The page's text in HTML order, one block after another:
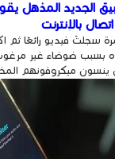
الجديد المذهل
بالإنترنت
سجلتَ فيديو رائعًا
بسبب ضوضاء غير
ينسون ميكروفونهم